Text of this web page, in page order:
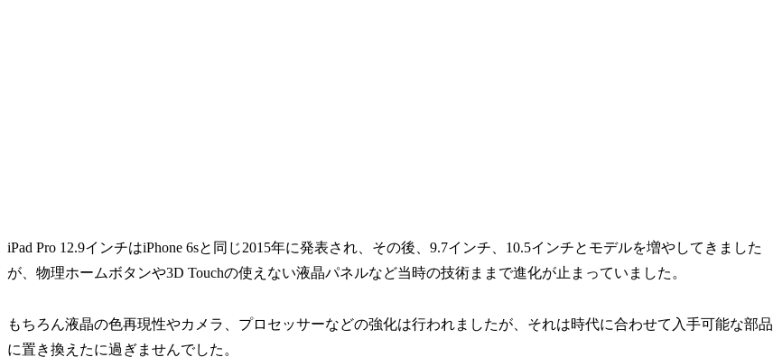
iPad Pro 12.9インチはiPhone 6sと同じ2015年に発表され、その後、9.7インチ、10.5インチとモデルを増やしてきました
が、物理ホームボタンや3D Touchの使えない液晶パネルなど当時の技術ままで進化が止まっていました。
もちろん液晶の色再現性やカメラ、プロセッサーなどの強化は行われましたが、それは時代に合わせて入手可能な部品
に置き換えたに過ぎませんでした。